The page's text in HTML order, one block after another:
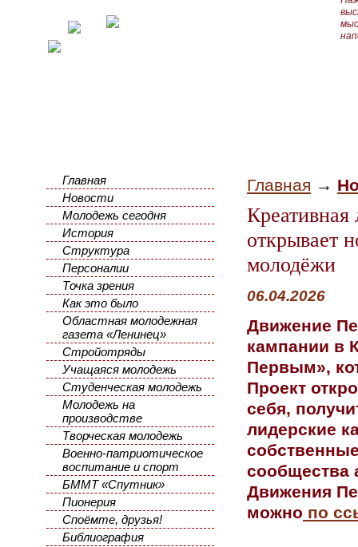
Главная
Новости
Молодежь сегодня
История
Структура
Персоналии
Точка зрения
Как это было
Областная молодежная
газета «Ленинец»
Стройотряды
Учащаяся молодежь
Студенческая молодежь
Молодежь на
производстве
Творческая молодежь
Военно-патриотическое
воспитание и спорт
БММТ «Спутник»
Пионерия
Споёмте, друзья!
Библиография
Главная →
открывает
молодёжи
06.04.2026
Движение
кампании в
Первым»,
Проект
себя,
лидерские
сообщества
Движения
можно по